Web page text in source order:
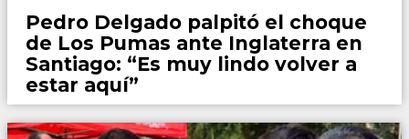
Pedro Delgado palpitó el choque
de Los Pumas ante Inglaterra en
Santiago: “Es muy lindo volver a
estar aquí”